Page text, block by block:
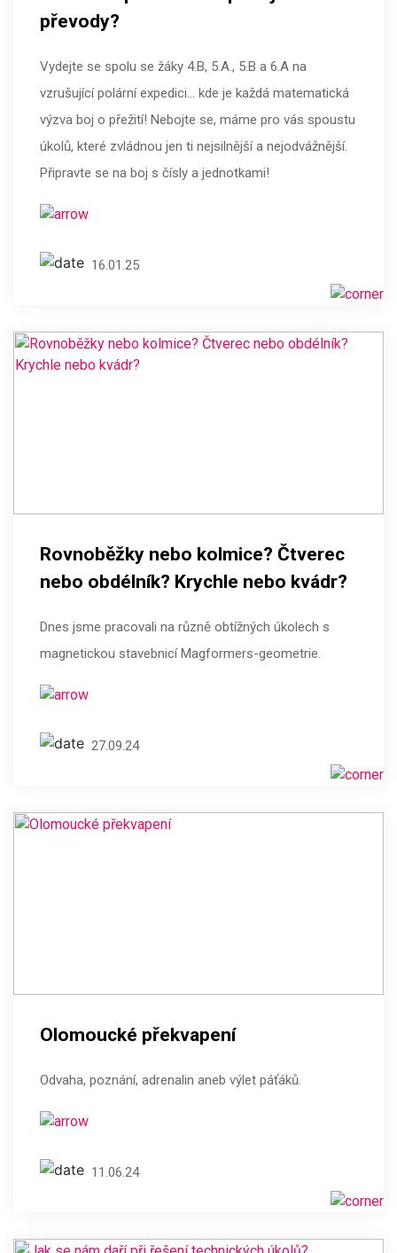
převody?
Vydejte se spolu se žáky 4.B, 5.A., 5.B a 6.A na
vzrušující polární expedici… kde je každá matematická
výzva boj o přežití! Nebojte se, máme pro vás spoustu
úkolů, které zvládnou jen ti nejsilnější a nejodvážnější.
Připravte se na boj s čísly a jednotkami!
16.01.25
Rovnoběžky nebo kolmice? Čtverec
nebo obdélník? Krychle nebo kvádr?
Dnes jsme pracovali na různě obtížných úkolech s
magnetickou stavebnicí Magformers-geometrie.
27.09.24
Olomoucké překvapení
Odvaha, poznání, adrenalin aneb výlet páťáků.
11.06.24